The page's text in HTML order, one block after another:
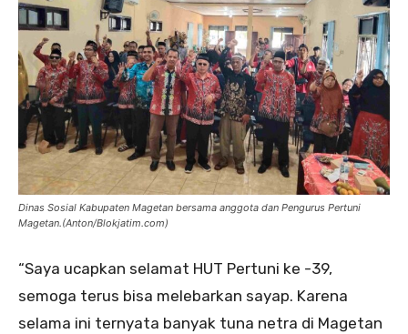
Dinas Sosial Kabupaten Magetan bersama anggota dan Pengurus Pertuni
Magetan.(Anton/Blokjatim.com)
“Saya ucapkan selamat HUT Pertuni ke -39,
semoga terus bisa melebarkan sayap. Karena
selama ini ternyata banyak tuna netra di Magetan